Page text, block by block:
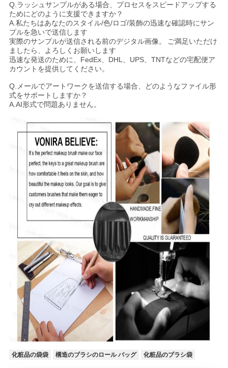
Q.ラッシュサンプルがある場合、プロセスをスピードアップする
ためにどのように支援できますか？
A.私たちはあなたのスタイル/色/ロゴ/装飾の迅速な確認時にサン
プルを急いで送信します
実際のサンプルが送信される前のデジタル画像。
ご満足いただけ
ましたら、よろしくお願いします
迅速な発送のために、FedEx、DHL、UPS、TNTなどの宅配便ア
カウントを提供してください。
Q.メールでアートワークを送信する場合、どのようなファイル形
式をサポートしますか？
A.AI形式で問題ありません。
化粧品の袋袋 構造のブラシのロール バッグ 化粧品のブラシ袋